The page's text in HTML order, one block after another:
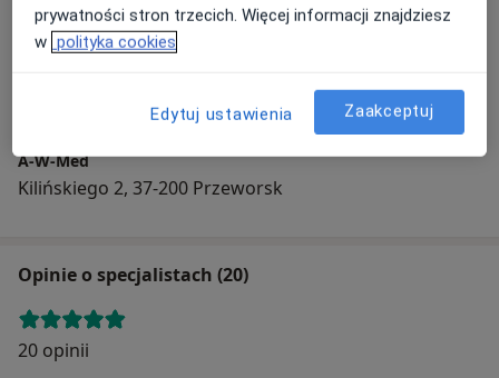
A-W-Med
Kilińskiego 2, 37-200 Przeworsk
Opinie o specjalistach (20)
20 opinii
prywatności stron trzecich. Więcej informacji znajdziesz
w polityka cookies
Edytuj ustawienia Zaakceptuj